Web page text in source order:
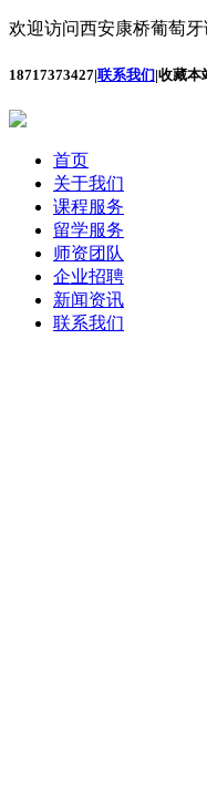
欢迎访问西安康桥葡萄
18717373427|联系我们|收藏本
首页
关于我们
课程服务
留学服务
师资团队
企业招聘
新闻资讯
联系我们